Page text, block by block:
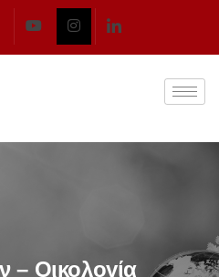
– Οικολογία